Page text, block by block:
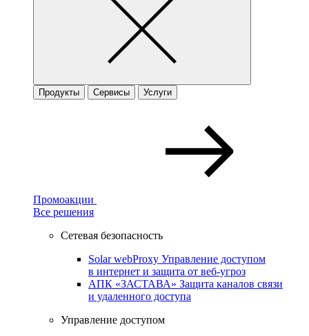
Продукты Сервисы Услуги
Промоакции
Все решения
Сетевая безопасность
Solar webProxy Управление доступом
в интернет и защита от веб-угроз
АПК «ЗАСТАВА» Защита каналов связи
и удаленного доступа
Управление доступом